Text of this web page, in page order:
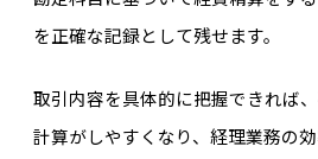
を正確な記録として残せます。
取引内容を具体的に把握できれば
計算がしやすくなり、経理業務の